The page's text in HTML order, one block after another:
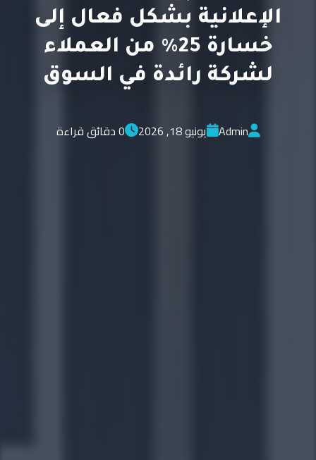
الإعلانية بشكل فعال إلى
خسارة 25% من العملاء
لشركة رائدة في السوق
Admin يونيو 18, 2026 0 دقائق قراءة